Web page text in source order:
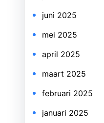
juni 2025
mei 2025
april 2025
maart 2025
februari 2025
januari 2025